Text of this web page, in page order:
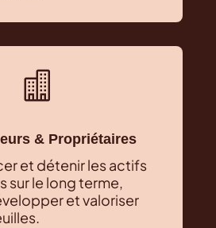

& Propriétaires
et détenir les actifs
sur le long terme,
et valoriser